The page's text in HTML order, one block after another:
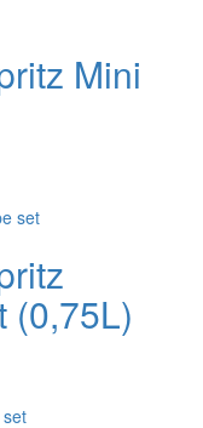
Mini
(0,75L)